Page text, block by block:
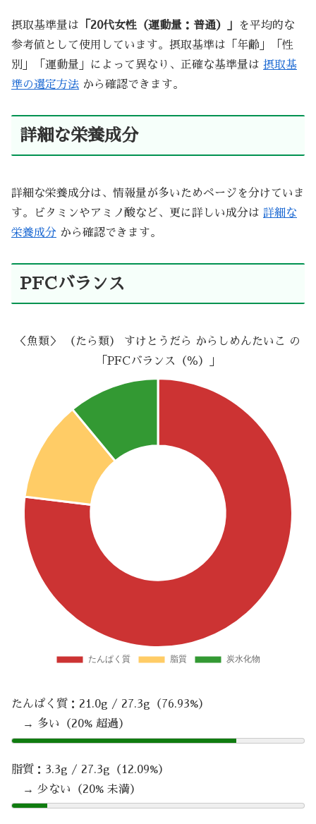
摂取基準量は 「20代女性（運動量：普通）」
を平均的な
参考値として使用しています。摂取基準は「年齢」「性
別」「運動量」によって異なり、正確な基準量は 摂取基
準の選定方法 から確認できます。
詳細な栄養成分
詳細な栄養成分は、情報量が多いためページを分けていま
す。ビタミンやアミノ酸など、更に詳しい成分は 詳細な
栄養成分 から確認できます。
PFCバランス
＜魚類＞ （たら類） すけとうだら からしめんたいこ の
「PFCバランス（％）」
たんぱく質：21.0g / 27.3g（76.93%）
→ 多い（20% 超過）
脂質：3.3g / 27.3g（12.09%）
→ 少ない（20% 未満）